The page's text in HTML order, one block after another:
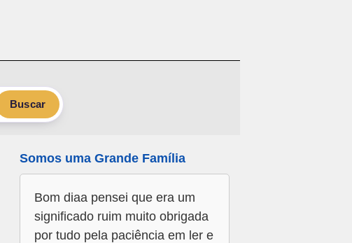
Buscar
Somos uma Grande Família
Bom diaa pensei que era um
significado ruim muito obrigada
por tudo pela paciência em ler e